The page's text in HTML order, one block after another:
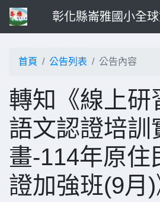
彰化縣崙雅國小全
首頁 公告列表 公告內容
轉知《線上研
語文認證培訓
畫-114年原住
證加強班(9月)